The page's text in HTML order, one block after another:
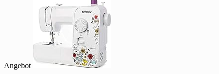
Angebot